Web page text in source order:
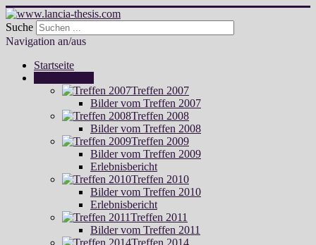
Suche
Navigation an/aus
Startseite
Treffen 2007
Bilder vom Treffen 2007
Treffen 2008
Bilder vom Treffen 2008
Treffen 2009
Bilder vom Treffen 2009
Erlebnisbericht
Treffen 2010
Bilder vom Treffen 2010
Erlebnisbericht
Treffen 2011
Bilder vom Treffen 2011
Treffen 2014